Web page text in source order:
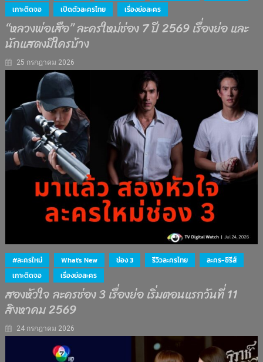
เกาะติดจอ
เปิดตัวละครไทย เรื่องย่อละคร
“หลวงพ่อเสือ” ละครใหม่ช่อง 7 ปี 2569 เรื่องย่อ และ
นักแสดงมีใครบ้าง
25 กรกฎาคม 2026
#ละครใหม่ What's New ช่อง 3 รีวิวละครไทย
ละคร-ซีรีส์
เกาะติดจอ
เรื่องย่อละคร
สองหัวใจ ละครช่อง 3 เรื่องย่อ เริ่มตอนแรกวันที่ 11
สิงหาคม 2569
24 กรกฎาคม 2026